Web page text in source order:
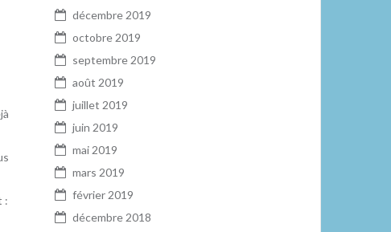
:
décembre 2019
octobre 2019
septembre 2019
août 2019
juillet 2019
juin 2019
mai 2019
mars 2019
février 2019
décembre 2018